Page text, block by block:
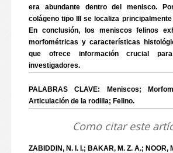
era abundante dentro del menisco.
colágeno tipo III se localiza
En conclusión, los meniscos felinos
morfométricas y características
que ofrece información crucial
investigadores.
PALABRAS CLAVE: Meniscos;
Articulación de la rodilla; Felino.
Como citar este
ZABIDDIN, N. I. I.; BAKAR, M. Z. A.; NOOR,